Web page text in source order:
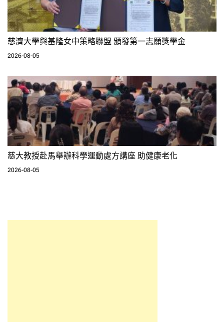
慈濟大學與基隆女中策略聯盟 頒發第一志願獎學金
2026-08-05
慈大教授赴馬舉辦科學運動處方講座 助健康老化
2026-08-05